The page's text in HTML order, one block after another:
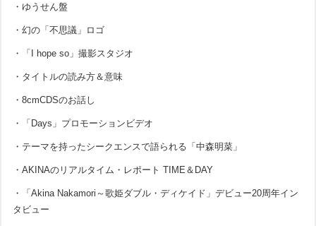
・ゆうせん盤
・幻の「不思議」ロゴ
・「I hope so」撮影スタジオ
・タイトルの読み方＆意味
・8cmCDSのお話し
・「Days」プロモーションビデオ
・テーマを持ったシークエンスで語られる「中森明菜」
・AKINAのリアルタイム・レポート TIME＆DAY
・「Akina Nakamori～歌姫ダブル・ディケイド」デビュー20周年イン
タビュー